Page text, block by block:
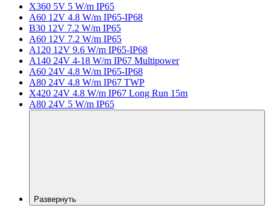
X360 5V 5 W/m IP65
A60 12V 4.8 W/m IP65-IP68
B30 12V 7.2 W/m IP65
A60 12V 7.2 W/m IP65
A120 12V 9.6 W/m IP65-IP68
A140 24V 4-18 W/m IP67 Multipower
A60 24V 4.8 W/m IP65-IP68
A80 24V 4.8 W/m IP67 TWP
X420 24V 4.8 W/m IP67 Long Run 15m
A80 24V 5 W/m IP65
Развернуть